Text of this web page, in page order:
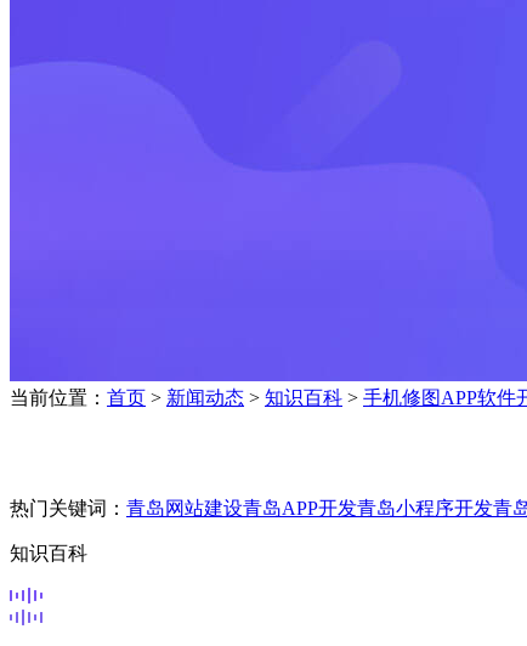
当前位置： 首页 > 新闻动态 > 知识百科 > 手机修图APP软件
热门关键词： 青岛网站建设青岛APP开发青岛小程序开发青
知识百科